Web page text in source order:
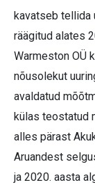
kavatseb tellida
räägitud alates
Warmeston OÜ
nõusolekut
avaldatud
külas teostatud
alles pärast
Aruandest
ja 2020. aasta